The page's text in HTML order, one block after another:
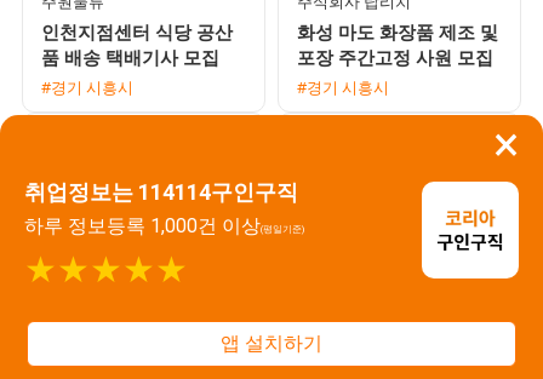
×
취업정보는 114114구인구직
하루 정보등록 1,000건 이상(평일기준)
★★★★★
앱 설치하기
인천지점센터 식당 공산
품 배송 택배기사 모집
#경기 시흥시
화성 마도 화장품 제조 및
포장 주간고정 사원 모집
#경기 시흥시
아르바이트 모집 주간 야
간 선택
#경기 용인시
일하는 탁송 운전기사 모
집 / 월 450만원 수준 / 초
보 및 외국인 환영
#인천 부평구
(주) 라인앤피플
분 슬라이딩레일 단순 생
산직 남녀 모집 냉난방 완
주식회사 에이스워크
채용 초보자 환영 3조 2교
대 및 통근버스 운행
#경기 안산시